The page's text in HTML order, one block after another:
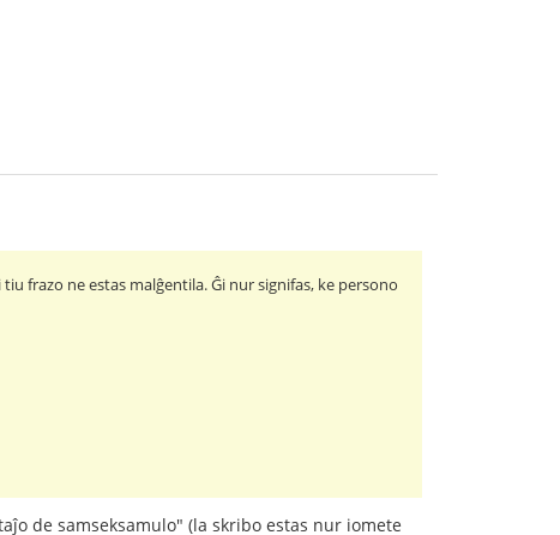
tiu frazo ne estas malĝentila. Ĝi nur signifas, ke persono
de samseksamulo" (la skribo estas nur iomete